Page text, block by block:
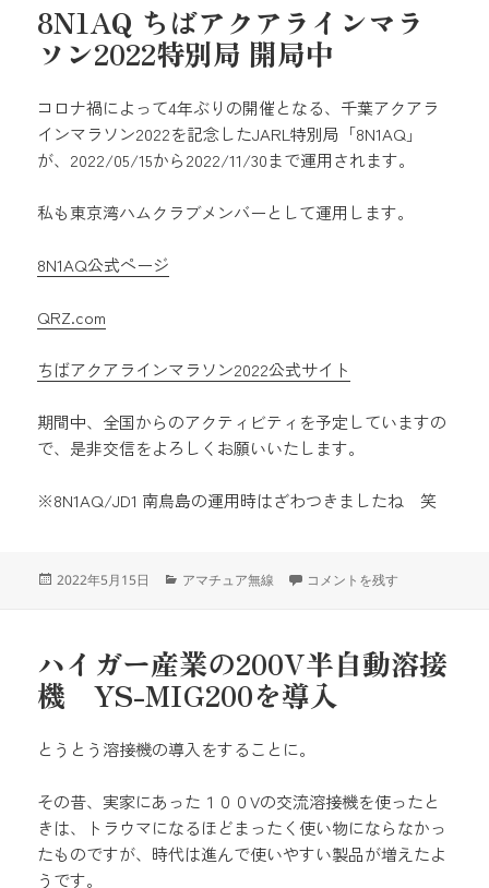
8N1AQ ちばアクアラインマラ
ソン2022特別局 開局中
コロナ禍によって4年ぶりの開催となる、千葉アクアラ
インマラソン2022を記念したJARL特別局「8N1AQ」
が、2022/05/15から2022/11/30まで運用されます。
私も東京湾ハムクラブメンバーとして運用します。
8N1AQ公式ページ
QRZ.com
ちばアクアラインマラソン2022公式サイト
期間中、全国からのアクティビティを予定していますの
で、是非交信をよろしくお願いいたします。
※8N1AQ/JD1 南鳥島の運用時はざわつきましたね 笑
投
2022年5月15日
カ
ー
アマチュア無線 8N1AQ ちばアクアラインマ
コメントを残す
ハイガー産業の200V半自動溶接
機 YS-MIG200を導入
とうとう溶接機の導入をすることに。
その昔、実家にあった１００Vの交流溶接機を使ったと
きは、トラウマになるほどまったく使い物にならなかっ
たものですが、時代は進んで使いやすい製品が増えたよ
うです。